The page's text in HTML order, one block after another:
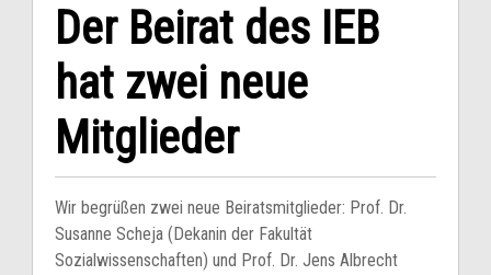
Der Beirat des IEB
hat zwei neue
Mitglieder
Wir begrüßen zwei neue Beiratsmitglieder: Prof. Dr.
Susanne Scheja (Dekanin der Fakultät
Sozialwissenschaften) und Prof. Dr. Jens Albrecht